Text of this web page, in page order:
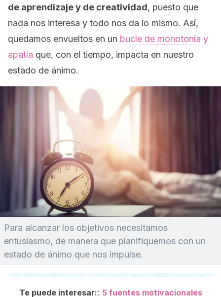
de aprendizaje y de creatividad, puesto que
nada nos interesa y todo nos da lo mismo. Así,
quedamos envueltos en un bucle de monotonía y
apatía que, con el tiempo, impacta en nuestro
estado de ánimo.
Para alcanzar los objetivos necesitamos
entusiasmo, de manera que planifiquemos con un
estado de ánimo que nos impulse.
Te puede interesar:: 5 fuentes motivacionales